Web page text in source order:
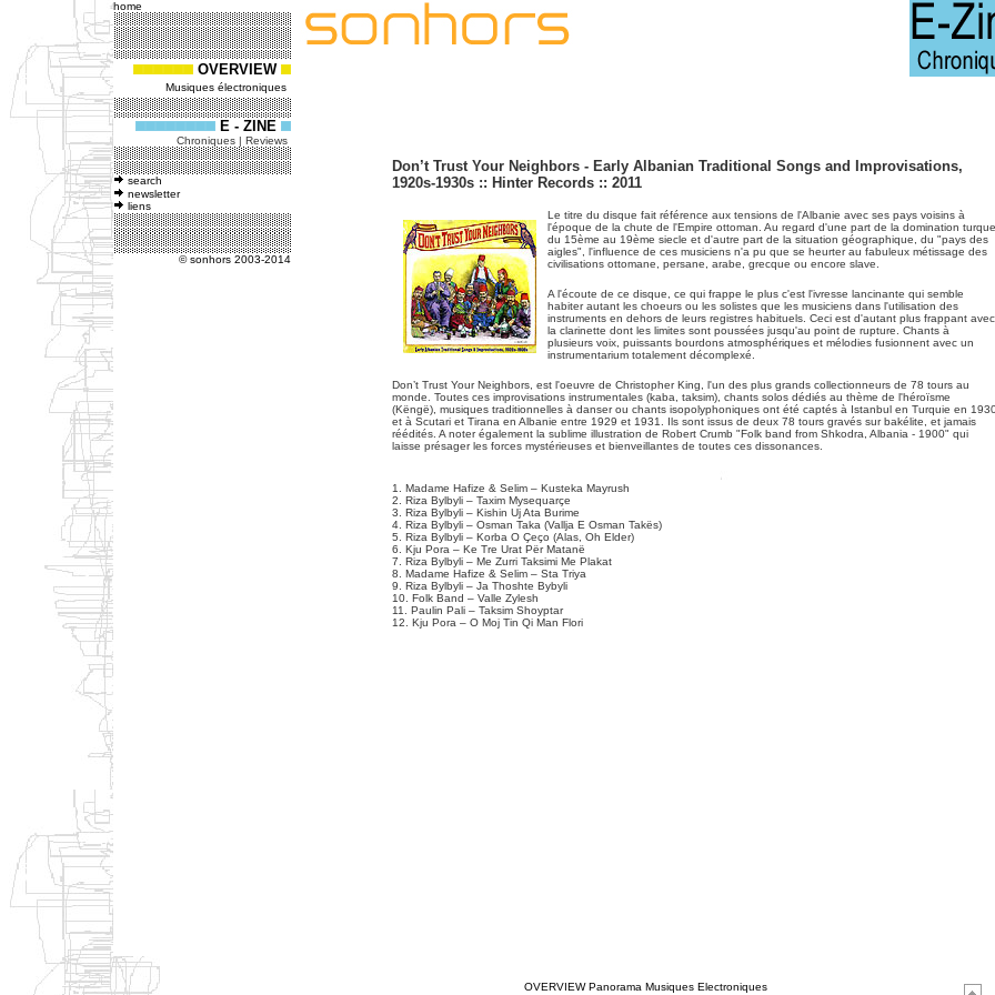
home
OVERVIEW
Musiques électroniques
E - ZINE
Chroniques | Reviews
search
newsletter
liens
© sonhors 2003-2014
Don’t Trust Your Neighbors - Early Albanian Traditional Songs and Improvisations,
1920s-1930s :: Hinter Records :: 2011
Le titre du disque fait référence aux tensions de l'Albanie avec ses pays voisins à
l'époque de la chute de l'Empire ottoman. Au regard d'une part de la domination turque
du 15ème au 19ème siecle et d'autre part de la situation géographique, du "pays des
aigles", l'influence de ces musiciens n'a pu que se heurter au fabuleux métissage des
civilisations ottomane, persane, arabe, grecque ou encore slave.
A l'écoute de ce disque, ce qui frappe le plus c'est l'ivresse lancinante qui semble
habiter autant les choeurs ou les solistes que les musiciens dans l'utilisation des
instruments en dehors de leurs registres habituels. Ceci est d'autant plus frappant avec
la clarinette dont les limites sont poussées jusqu'au point de rupture. Chants à
plusieurs voix, puissants bourdons atmosphériques et mélodies fusionnent avec un
instrumentarium totalement décomplexé.
Don’t Trust Your Neighbors, est l'oeuvre de Christopher King, l'un des plus grands collectionneurs de 78 tours au
monde. Toutes ces improvisations instrumentales (kaba, taksim), chants solos dédiés au thème de l'héroïsme
(Këngë), musiques traditionnelles à danser ou chants isopolyphoniques ont été captés à Istanbul en Turquie en
et à Scutari et Tirana en Albanie entre 1929 et 1931. Ils sont issus de deux 78 tours gravés sur bakélite, et jamais
réédités. A noter également la sublime illustration de Robert Crumb "Folk band from Shkodra, Albania - 1900" qui
laisse présager les forces mystérieuses et bienveillantes de toutes ces dissonances.
1. Madame Hafize & Selim – Kusteka Mayrush
2. Riza Bylbyli – Taxim Mysequarçe
3. Riza Bylbyli – Kishin Uj Ata Burime
4. Riza Bylbyli – Osman Taka (Vallja E Osman Takës)
5. Riza Bylbyli – Korba O Çeço (Alas, Oh Elder)
6. Kju Pora – Ke Tre Urat Për Matanë
7. Riza Bylbyli – Me Zurri Taksimi Me Plakat
8. Madame Hafize & Selim – Sta Triya
9. Riza Bylbyli – Ja Thoshte Bybyli
10. Folk Band – Valle Zylesh
11. Paulin Pali – Taksim Shoyptar
12. Kju Pora – O Moj Tin Qi Man Flori
OVERVIEW Panorama Musiques Electroniques